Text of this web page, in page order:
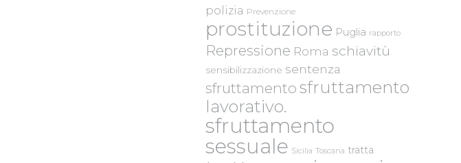
polizia Prevenzione
prostituzione Puglia rapporto
Repressione Roma schiavitù
sensibilizzazione sentenza
sfruttamento sfruttamento
lavorativo.
sfruttamento
sessuale Sicilia Toscana tratta